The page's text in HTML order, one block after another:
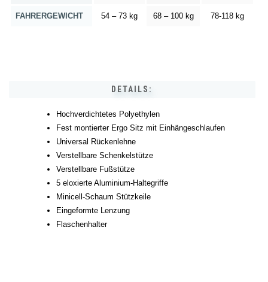
FAHRERGEWICHT 54 – 73 kg 68 – 100 kg 78-118 kg
DETAILS:
Hochverdichtetes Polyethylen
Fest montierter Ergo Sitz mit Einhängeschlaufen
Universal Rückenlehne
Verstellbare Schenkelstütze
Verstellbare Fußstütze
5 eloxierte Aluminium-Haltegriffe
Minicell-Schaum Stützkeile
Eingeformte Lenzung
Flaschenhalter